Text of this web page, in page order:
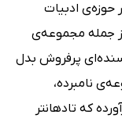
ادبیات
جمله مجموعه‌ی
پرفروش بدل
نامبرده،
که تادهانتر